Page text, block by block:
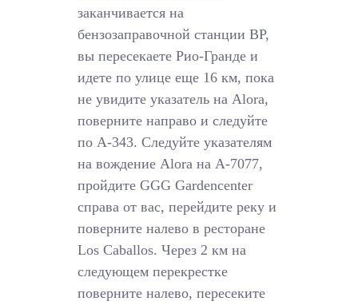
заканчивается на
бензозаправочной станции BP,
вы пересекаете Рио-Гранде и
идете по улице еще 16 км, пока
не увидите указатель на Alora,
поверните направо и следуйте
по A-343. Следуйте указателям
на вождение Alora на A-7077,
пройдите GGG Gardencenter
справа от вас, перейдите реку и
поверните налево в ресторане
Los Caballos. Через 2 км на
следующем перекрестке
поверните налево, пересеките